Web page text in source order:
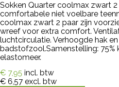
Sokken Quarter coolmax zwart
comfortabele niet voelbare
coolmax zwart 2 paar zijn
wreef voor extra comfort.
luchtcirculatie. Verhoogde hak
badstofzool.Samenstelling: 75%
elastomeer.
€ 7,95 incl. btw
€ 6,57 excl. btw